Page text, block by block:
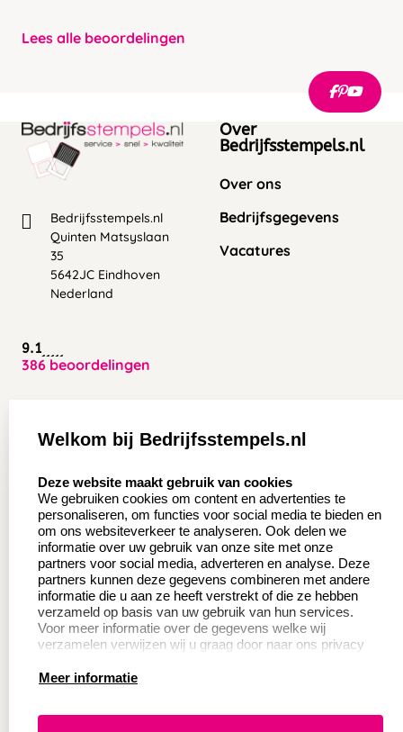
Lees alle beoordelingen
Bedrijfsstempels.nl
Quinten Matsyslaan
35
5642JC Eindhoven
Nederland
9.1
386 beoordelingen
Over
Bedrijfsstempels.nl
Over ons
Bedrijfsgegevens
Vacatures
Wederverkoper
worden
Sale
Betaling & Verzending
Veel gestelde vragen
Retourneren
Herroepingsrecht
Productinformatie:
Instructie voor
Welkom bij Bedrijfsstempels.nl
Deze website maakt gebruik van cookies
We gebruiken cookies om content en advertenties te
personaliseren, om functies voor social media te bieden en
om ons websiteverkeer te analyseren. Ook delen we
informatie over uw gebruik van onze site met onze
partners voor social media, adverteren en analyse. Deze
partners kunnen deze gegevens combineren met andere
informatie die u aan ze heeft verstrekt of die ze hebben
verzameld op basis van uw gebruik van hun services.
Voor meer informatie over de gegevens welke wij
verzamelen verwijzen wij u graag door naar ons privacy
Meer informatie